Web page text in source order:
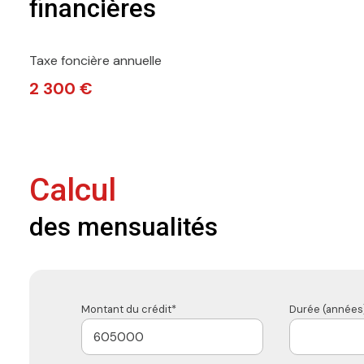
financières
Taxe foncière annuelle
2 300 €
Calcul
des mensualités
Montant du crédit* Durée